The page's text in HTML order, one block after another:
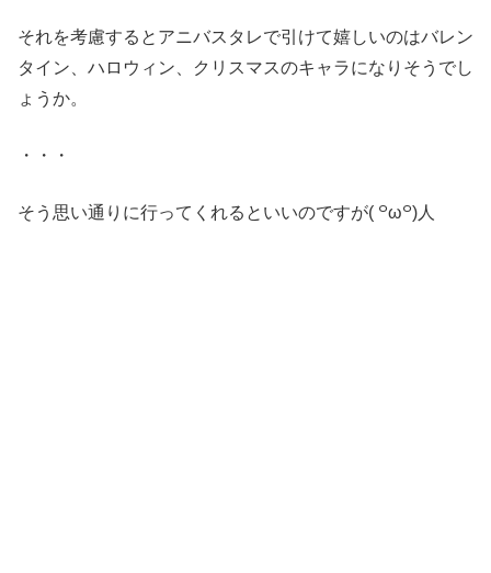
それを考慮するとアニバスタレで引けて嬉しいのはバレン
タイン、ハロウィン、クリスマスのキャラになりそうでし
ょうか。
・・・
そう思い通りに行ってくれるといいのですが( ꒪ω꒪)人